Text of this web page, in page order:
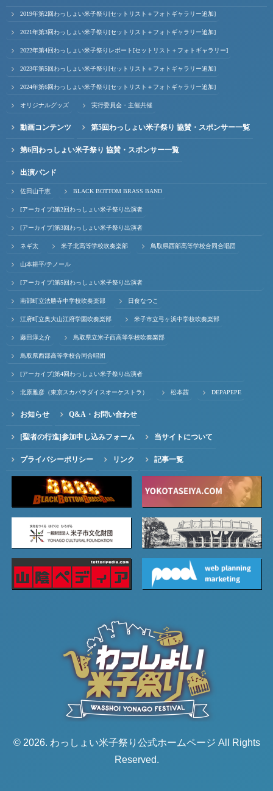
2019年第2回わっしょい米子祭り[セットリスト＋フォトギャラリー追加]
2021年第3回わっしょい米子祭り[セットリスト＋フォトギャラリー追加]
2022年第4回わっしょい米子祭りレポート[セットリスト＋フォトギャラリー]
2023年第5回わっしょい米子祭り[セットリスト＋フォトギャラリー追加]
2024年第6回わっしょい米子祭り[セットリスト＋フォトギャラリー追加]
オリジナルグッズ 実行委員会・主催共催
動画コンテンツ 第5回わっしょい米子祭り 協賛・スポンサー一覧
第6回わっしょい米子祭り 協賛・スポンサー一覧
出演バンド
佐田山千恵 BLACK BOTTOM BRASS BAND
[アーカイブ]第2回わっしょい米子祭り出演者
[アーカイブ]第3回わっしょい米子祭り出演者
ネギ太 米子北高等学校吹奏楽部 鳥取県西部高等学校合同合唱団
山本耕平/テノール
[アーカイブ]第5回わっしょい米子祭り出演者
南部町立法勝寺中学校吹奏楽部 日食なつこ
江府町立奥大山江府学園吹奏楽部 米子市立弓ヶ浜中学校吹奏楽部
藤田淳之介 鳥取県立米子西高等学校吹奏楽部
鳥取県西部高等学校合同合唱団
[アーカイブ]第4回わっしょい米子祭り出演者
北原雅彦（東京スカパラダイスオーケストラ） 松本茜 DEPAPEPE
お知らせ Q&A・お問い合わせ
[聖者の行進]参加申し込みフォーム 当サイトについて
プライバシーポリシー リンク 記事一覧
© 2026. わっしょい米子祭り公式ホームページ All Rights
Reserved.